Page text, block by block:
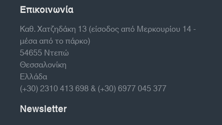
Επικοινωνία
Καθ. Χατζηδάκη 13 (είσοδος από Μερκουρίου 14 -
μέσα από το πάρκο)
54655 Ντεπώ
Θεσσαλονίκη
Ελλάδα
(+30) 2310 413 698 & (+30) 6977 045 377
Newsletter